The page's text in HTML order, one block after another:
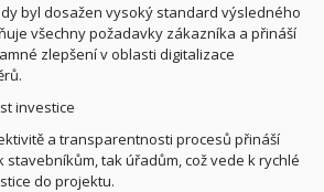
byl dosažen vysoký standard výsledného
všechny požadavky zákazníka a přináší
zlepšení v oblasti digitalizace
investice
a transparentnosti procesů přináší
tak úřadům, což vede k rychlé
do projektu.